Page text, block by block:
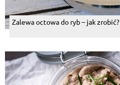
Zalewa octowa do ryb – jak zrobić?